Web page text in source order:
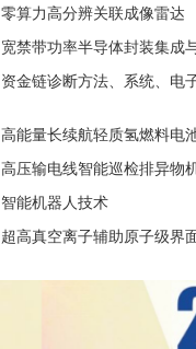
零算力高分辨关联成像雷达
宽禁带功率半导体封装集成
资金链诊断方法、系统、电
高能量长续航轻质氢燃料电
高压输电线智能巡检排异物
智能机器人技术
超高真空离子辅助原子级界